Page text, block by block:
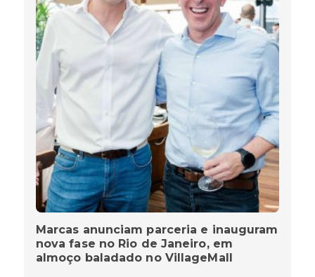
Marcas anunciam parceria e inauguram
nova fase no Rio de Janeiro, em
almoço baladado no VillageMall